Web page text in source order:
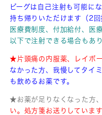
ビーグは自己注射も可能に
持ち帰りいただけます（2
医療費制度、付加給付、医
以下で注射できる場合もあり
★片頭痛の内服薬、レイボー
なかった方、我慢してタイ
も飲めるお薬です。
★お薬が足りなくなった方、
い。処方箋お送りしてい